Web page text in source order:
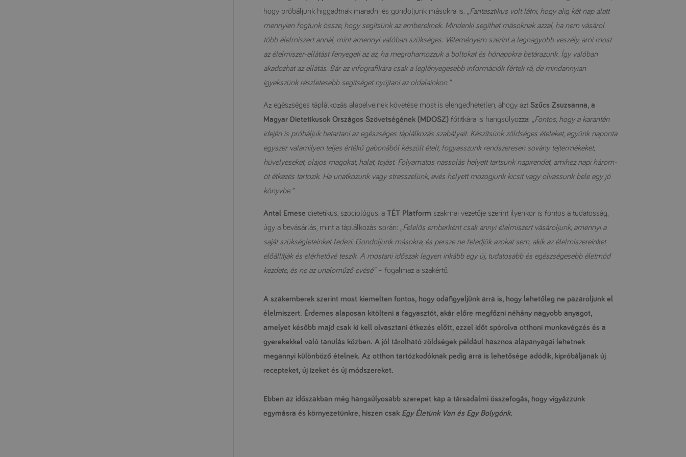
hogy próbáljunk higgadtnak maradni és gondoljunk másokra is.
„Fantasztikus volt látni, hogy alig két nap alatt
mennyien fogtunk össze, hogy segítsünk az embereknek. Mindenki segíthet másoknak azzal, ha nem vásárol
több élelmiszert annál, mint amennyi valóban szükséges. Véleményem szerint a legnagyobb veszély, ami most
az élelmiszer-ellátást fenyegeti az az, ha megrohamozzuk a boltokat és hónapokra betárazunk. Így valóban
akadozhat az ellátás. Bár az infografikára csak a leglényegesebb információk fértek rá, de mindannyian
igyekszünk részletesebb segítséget nyújtani az oldalainkon.”
Az egészséges táplálkozás alapelveinek követése most is elengedhetetlen, ahogy aztSzűcs Zsuzsanna, a
Magyar Dietetikusok Országos Szövetségének (MDOSZ) főtitkára is hangsúlyozza:
„Fontos, hogy a karantén
idején is próbáljuk betartani az egészséges táplálkozás szabályait. Készítsünk zöldséges ételeket, együnk naponta
egyszer valamilyen teljes értékű gabonából készült ételt, fogyasszunk rendszeresen sovány tejtermékeket,
hüvelyeseket, olajos magokat, halat, tojást. Folyamatos nassolás helyett tartsunk napirendet, amihez napi három-
öt étkezés tartozik. Ha unatkozunk vagy stresszelünk, evés helyett mozogjunk kicsit vagy olvassunk bele egy jó
könyvbe.”
Antal Emese dietetikus, szociológus, aTÉT Platform szakmai vezetője szerint ilyenkor is fontos a tudatosság,
úgy a bevásárlás, mint a táplálkozás során:
„Felelős emberként csak annyi élelmiszert vásároljunk, amennyi a
saját szükségleteinket fedezi. Gondoljunk másokra, és persze ne feledjük azokat sem, akik az élelmiszereinket
előállítják és elérhetővé teszik. A mostani időszak legyen inkább egy új, tudatosabb és egészségesebb életmód
kezdete, és ne az unaloműző evésé”– fogalmaz a szakértő.
A szakemberek szerint most kiemelten fontos, hogy odafigyeljünk arra is, hogy lehetőleg ne pazaroljunk el
élelmiszert. Érdemes alaposan kitölteni a fagyasztót, akár előre megfőzni néhány nagyobb anyagot,
amelyet később majd csak ki kell olvasztani étkezés előtt, ezzel időt spórolva otthoni munkavégzés és a
gyerekekkel való tanulás közben. A jól tárolható zöldségek például hasznos alapanyagai lehetnek
megannyi különböző ételnek. Az otthon tartózkodóknak pedig arra is lehetősége adódik, kipróbáljanak új
recepteket, új ízeket és új módszereket.
Ebben az időszakban még hangsúlyosabb szerepet kap a társadalmi összefogás, hogy vigyázzunk
egymásra és környezetünkre, hiszen csak Egy Életünk Van és Egy Bolygónk.